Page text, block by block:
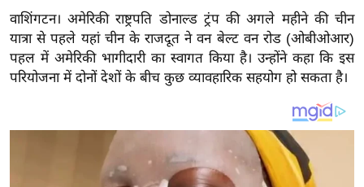
ज
ग
त
वि
वाशिंगटन। अमेरिकी राष्ट्रपति डोनाल्ड ट्रंप की अगले महीने की चीन
यात्रा से पहले यहां चीन के राजदूत ने वन बेल्ट वन रोड (ओबीओआर)
पहल में अमेरिकी भागीदारी का स्वागत किया है। उन्होंने कहा कि इस
परियोजना में दोनों देशों के बीच कुछ व्यावहारिक सहयोग हो सकता है।